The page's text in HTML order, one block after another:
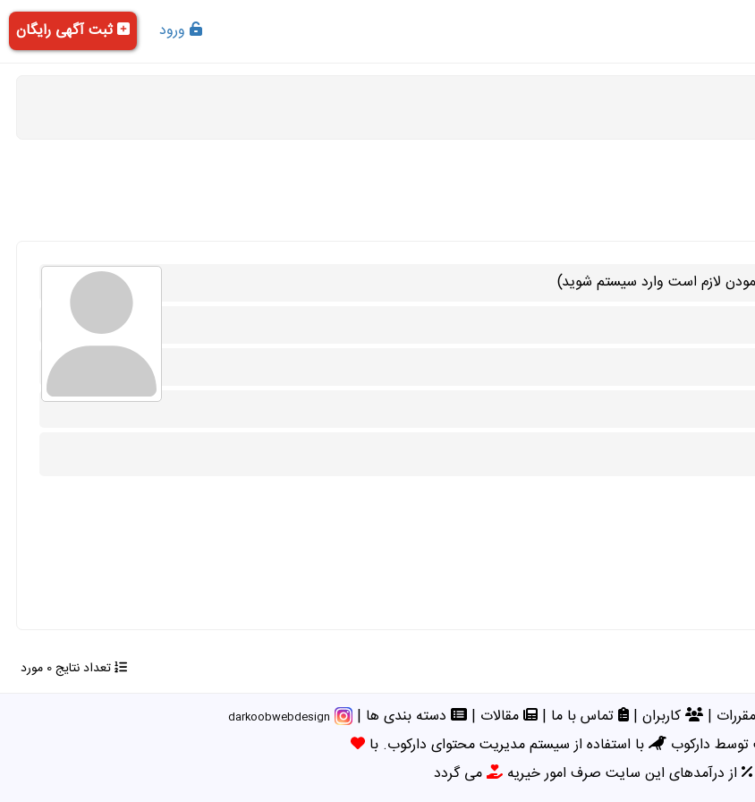
ورود ثبت آگهی رایگان
لازم است وارد سیستم شوید)
تعداد نتایج 0 مورد
| کاربران | تماس با ما | مقالات | دسته بندی ها |
darkoobwebdesign
دارکوب
با استفاده از سیستم مدیریت محتوای دارکوب. با
از درآمدهای این سایت صرف امور خیریه می گردد